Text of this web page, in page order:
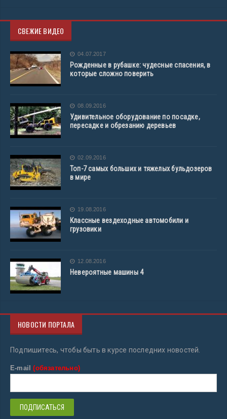
СВЕЖИЕ ВИДЕО
04.07.2017
Рожденные в рубашке: чудесные спасения, в
которые сложно поверить
08.09.2016
Удивительное оборудование по посадке,
пересадке и обрезанию деревьев
02.09.2016
Топ-7 самых больших и тяжелых бульдозеров
в мире
19.08.2016
Классные вездеходные автомобили и
грузовики
12.08.2016
Невероятные машины 4
НОВОСТИ ПОРТАЛА
Подпишитесь, чтобы быть в курсе последних новостей.
E-mail(обязательно)